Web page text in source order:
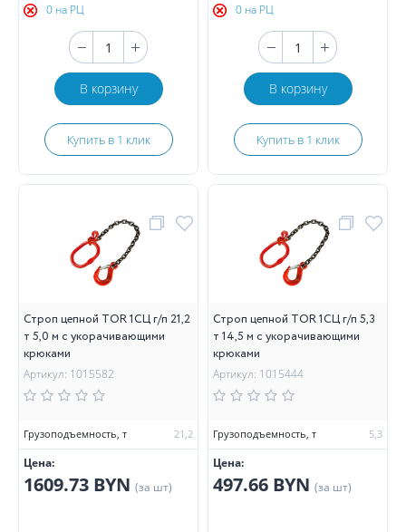
0 на РЦ
В корзину
Купить в 1 клик
0 на РЦ
В корзину
Купить в 1 клик
Строп цепной TOR 1СЦ г/п 21,2
т 5,0 м с укорачивающими
крюками
Артикул: 1015582
Грузоподъемность, т 21,2
Цена:
1609.73 BYN (за шт)
Строп цепной TOR 1СЦ г/п 5,3
т 14,5 м с укорачивающими
крюками
Артикул: 1015444
Грузоподъемность, т 5,3
Цена:
497.66 BYN (за шт)